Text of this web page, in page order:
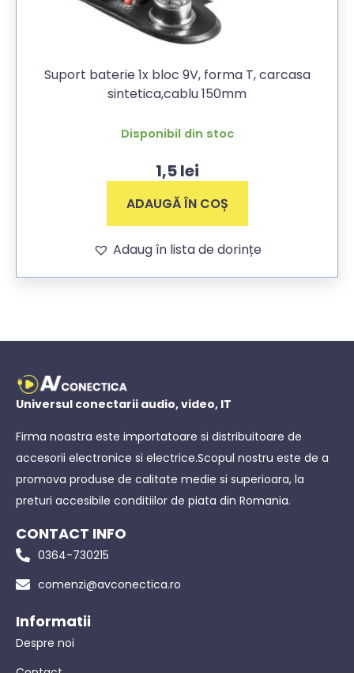
Suport baterie 1x bloc 9V, forma T, carcasa
sintetica,cablu 150mm
Disponibil din stoc
1,5lei
ADAUGĂ ÎN COȘ
Adaug în lista de dorințe
Universul conectarii audio, video, IT
Firma noastra este importatoare si distribuitoare de
accesorii electronice si electrice.Scopul nostru este de a
promova produse de calitate medie si superioara, la
preturi accesibile conditiilor de piata din Romania.
CONTACT INFO
0364-730215
comenzi@avconectica.ro
Informatii
Despre noi